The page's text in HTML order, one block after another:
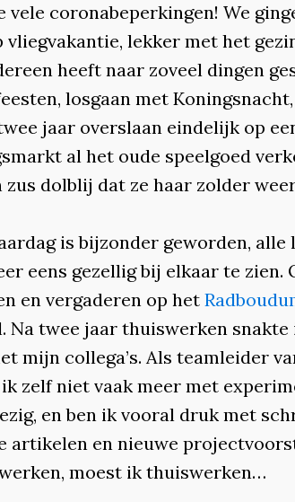
vele coronabeperkingen! We
vliegvakantie, lekker met het
heeft naar zoveel dingen
losgaan met
jaar overslaan eindelijk op
al het oude speelgoed
zus dolblij dat ze haar zolder
is bijzonder geworden, alle
eens gezellig bij elkaar te zien.
en vergaderen op het
Na twee jaar thuiswerken snakte
mijn collega’s. Als teamleider
zelf niet vaak meer met
en ben ik vooral druk met
artikelen en nieuwe
moest ik thuiswerken…